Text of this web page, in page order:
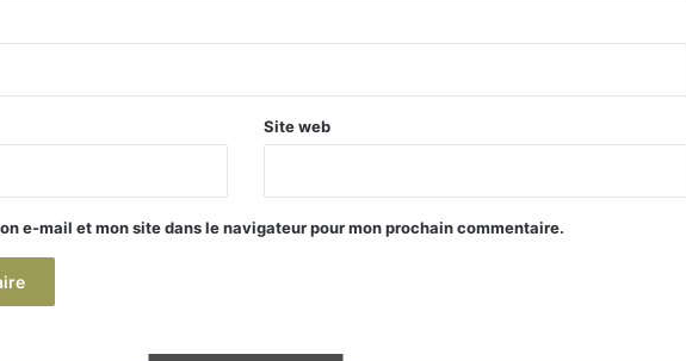
Site web
e-mail et mon site dans le navigateur pour mon prochain commentaire.